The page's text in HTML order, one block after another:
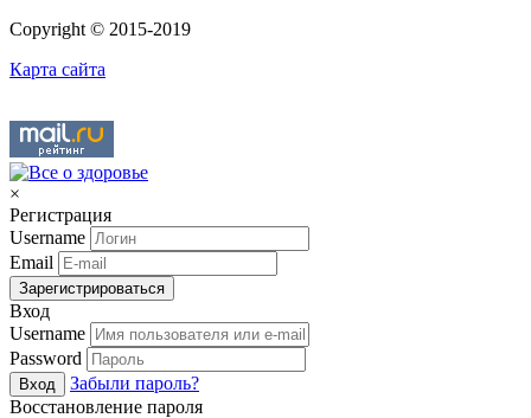
Copyright © 2015-2019
Карта сайта
×
Регистрация
Username
Email
Зарегистрироваться
Вход
Username
Password
Вход
Забыли пароль?
Восстановление пароля